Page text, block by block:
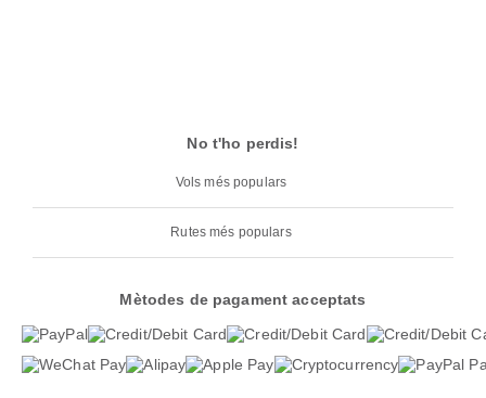
No t'ho perdis!
Vols més populars
Rutes més populars
Mètodes de pagament acceptats